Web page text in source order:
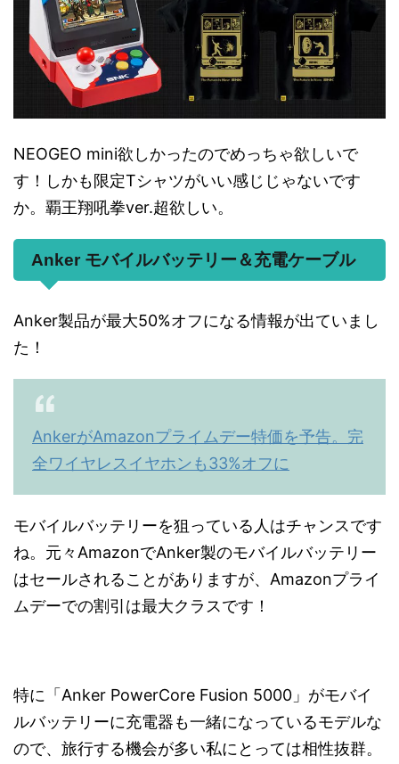
NEOGEO mini欲しかったのでめっちゃ欲しいで
す！しかも限定Tシャツがいい感じじゃないです
か。覇王翔吼拳ver.超欲しい。
Anker モバイルバッテリー＆充電ケーブル
Anker製品が最大50%オフになる情報が出ていまし
た！
AnkerがAmazonプライムデー特価を予告。完
全ワイヤレスイヤホンも33%オフに
モバイルバッテリーを狙っている人はチャンスです
ね。元々AmazonでAnker製のモバイルバッテリー
はセールされることがありますが、Amazonプライ
ムデーでの割引は最大クラスです！
特に「Anker PowerCore Fusion 5000」がモバイ
ルバッテリーに充電器も一緒になっているモデルな
ので、旅行する機会が多い私にとっては相性抜群。